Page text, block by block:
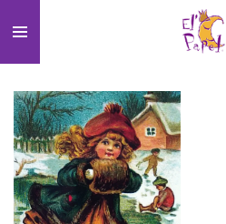
direct
naar
de
hoofdinhoud